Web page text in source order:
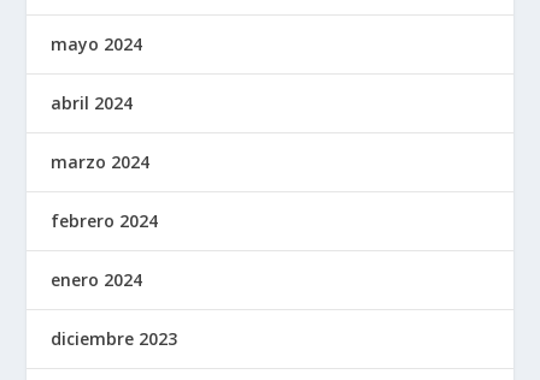
mayo 2024
abril 2024
marzo 2024
febrero 2024
enero 2024
diciembre 2023